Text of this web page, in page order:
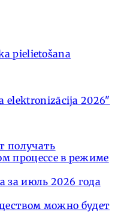
pielietošana
elektronizācija 2026"
получать
процессе в режиме
за июль 2026 года
можно будет